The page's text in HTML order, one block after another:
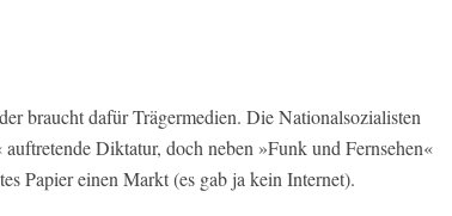
braucht dafür Trägermedien. Die Nationalsozialisten
Diktatur, doch neben »Funk und Fernsehen«
Papier einen Markt (es gab ja kein Internet).